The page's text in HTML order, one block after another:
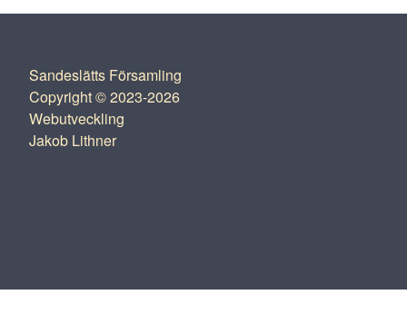
Sandeslätts Församling
Copyright © 2023-2026
Webutveckling
Jakob Lithner